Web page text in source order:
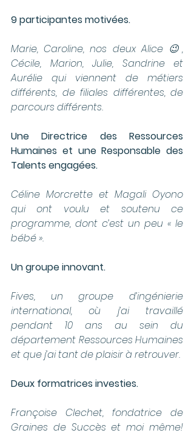
9 participantes motivées.
Marie, Caroline, nos deux Alice 😉,
Cécile, Marion, Julie, Sandrine et
Aurélie qui viennent de métiers
différents, de filiales différentes, de
parcours différents.
Une Directrice des Ressources
Humaines et une Responsable des
Talents engagées.
Céline Morcrette et Magali Oyono
qui ont voulu et soutenu ce
programme, dont c’est un peu « le
bébé ».
Un groupe innovant.
Fives, un groupe d’ingénierie
international, où j’ai travaillé
pendant 10 ans au sein du
département Ressources Humaines
et que j’ai tant de plaisir à retrouver.
Deux formatrices investies.
Françoise Clechet, fondatrice de
Graines de Succès et moi même!